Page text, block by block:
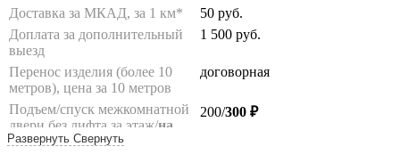
Доставка за МКАД, за 1 км* 50 руб.
Доплата за дополнительный
выезд
1 500 руб.
Перенос изделия (более 10
метров), цена за 10 метров
договорная
Подъем/спуск межкомнатной
двери без лифта за этаж/на
лифте(комплект/1 полотно)
200/300 ₽
Развернуть Свернуть